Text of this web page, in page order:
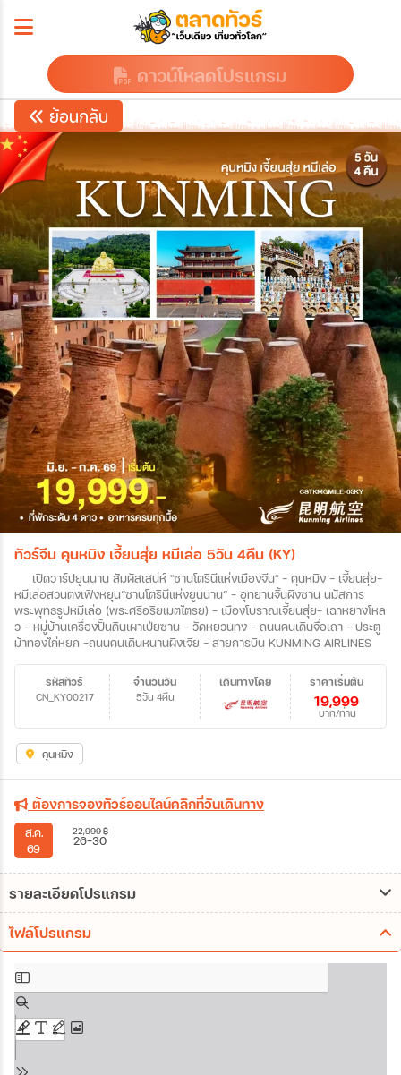
ดาวน์โหลดโปรแกรม
ย้อนกลับ
ทัวร์จีน คุนหมิง เจี้ยนสุ่ย หมีเล่อ 5วัน 4คืน (KY)
เปิดวาร์ปยูนนาน สัมผัสเสน่ห์ "ซานโตรินีแห่งเมืองจีน" - คุนหมิง - เจี้ยนสุ่ย-
หมีเล่อสวนตงเฟิงหยุน“ซานโตรินีแห่งยูนนาน” - อุทยานจิ้นผิงซาน นมัสการ
พระพุทธรูปหมีเล่อ (พระศรีอริยเมตไตรย) - เมืองโบราณเจี้ยนสุ่ย- เฉาหยางโหล
ว - หมู่บ้านเครื่องปั้นดินเผาเป่ยซาน - วัดหยวนทง - ถนนคนเดินจื่อเถา - ประตู
ม้าทองไก่หยก -ถนนคนเดินหนานผิงเจีย - สายการบิน KUNMING AIRLINES
รหัสทัวร์
CN_KY00217
จำนวนวัน
5วัน 4คืน
ราคาเริ่มต้น
19,999
บาท/ท่าน
เดินทางโดย
คุนหมิง
ต้องการจองทัวร์ออนไลน์คลิกที่วันเดินทาง
ส.ค.
69
22,999฿
26-30
รายละเอียดโปรแกรม
ไฟล์โปรแกรม